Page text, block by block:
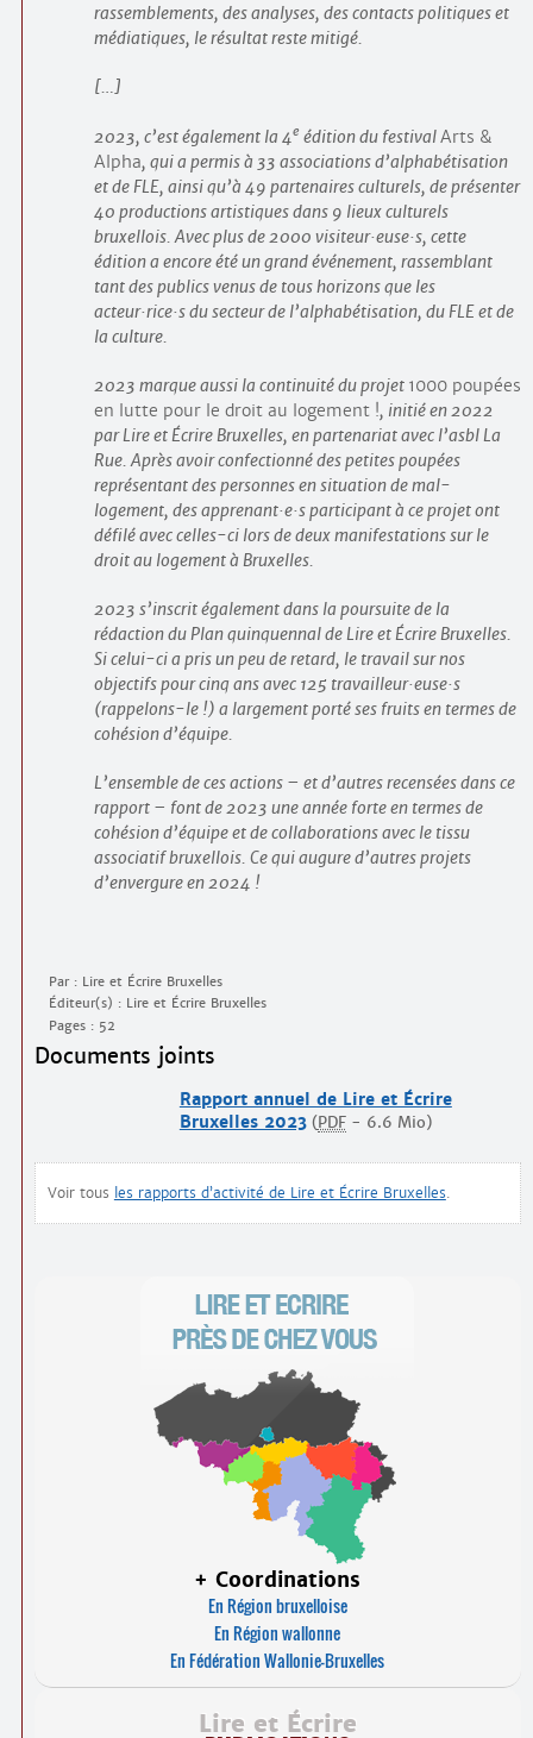
rassemblements, des analyses, des contacts politiques et
médiatiques, le résultat reste mitigé.
[…]
2023, c’est également la 4e édition du festivalArts &
Alpha, qui a permis à 33 associations d’alphabétisation
et de FLE, ainsi qu’à 49 partenaires culturels, de présenter
40 productions artistiques dans 9 lieux culturels
bruxellois. Avec plus de 2000 visiteur·euse·s, cette
édition a encore été un grand événement, rassemblant
tant des publics venus de tous horizons que les
acteur·rice·s du secteur de l’alphabétisation, du FLE et de
la culture.
2023 marque aussi la continuité du projet 1000 poupées
en lutte pour le droit au logement !, initié en 2022
par Lire et Écrire Bruxelles, en partenariat avec l’asbl La
Rue. Après avoir confectionné des petites poupées
représentant des personnes en situation de mal-
logement, des apprenant·e·s participant à ce projet ont
défilé avec celles-ci lors de deux manifestations sur le
droit au logement à Bruxelles.
2023 s’inscrit également dans la poursuite de la
rédaction du Plan quinquennal de Lire et Écrire Bruxelles.
Si celui-ci a pris un peu de retard, le travail sur nos
objectifs pour cinq ans avec 125 travailleur·euse·s
(rappelons-le !) a largement porté ses fruits en termes de
cohésion d’équipe.
L’ensemble de ces actions – et d’autres recensées dans ce
rapport – font de 2023 une année forte en termes de
cohésion d’équipe et de collaborations avec le tissu
associatif bruxellois. Ce qui augure d’autres projets
d’envergure en 2024 !
Par : Lire et Écrire Bruxelles
Éditeur(s) : Lire et Écrire Bruxelles
Pages : 52
Documents joints
Rapport annuel de Lire et Écrire
Bruxelles 2023 ( PDF- 6.6 Mio)
Voir tous les rapports d’activité de Lire et Écrire Bruxelles
+ Coordinations
En Région bruxelloise
En Région wallonne
En Fédération Wallonie-Bruxelles
Lire et Écrire